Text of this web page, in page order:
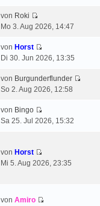
von Roki
Mo 3. Aug 2026, 14:47
von Horst
Di 30. Jun 2026, 13:35
von Burgunderflunder
So 2. Aug 2026, 12:58
von Bingo
Sa 25. Jul 2026, 15:32
von Horst
Mi 5. Aug 2026, 23:35
vonAmiro